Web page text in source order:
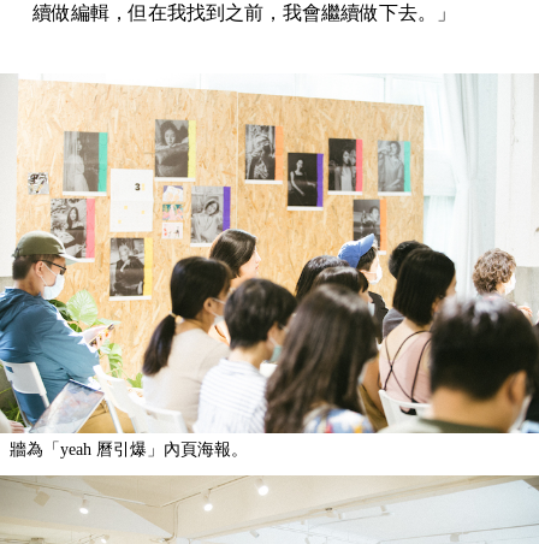
續做編輯，但在我找到之前，我會繼續做下去。」
牆為「yeah 曆引爆」內頁海報。